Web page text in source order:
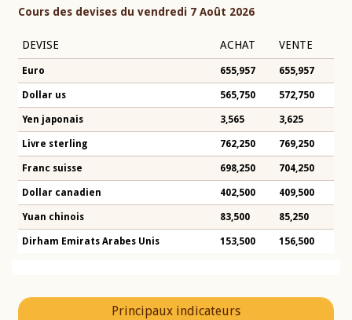
Cours des devises du vendredi 7 Août 2026
DEVISE ACHAT VENTE
Euro 655,957 655,957
Dollar us 565,750 572,750
Yen japonais 3,565 3,625
Livre sterling 762,250 769,250
Franc suisse 698,250 704,250
Dollar canadien 402,500 409,500
Yuan chinois 83,500 85,250
Dirham Emirats Arabes Unis 153,500 156,500
Principaux indicateurs